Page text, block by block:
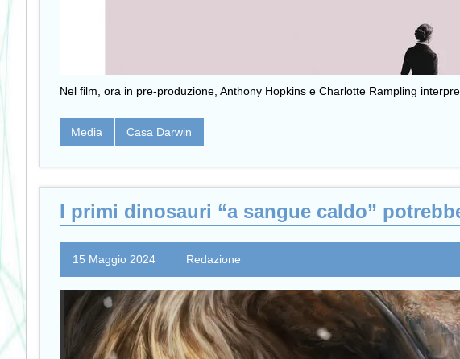
Nel film, ora in pre-produzione, Anthony Hopkins e Charlotte Rampling
Media Casa Darwin
I primi dinosauri “a sangue caldo”
15 Maggio 2024 Redazione